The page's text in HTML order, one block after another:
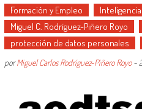
Formación y Empleo
Miguel C. Rodríguez-Piñero Royo
protección de datos personales
porMiguel Carlos Rodríguez-Piñero Royo-